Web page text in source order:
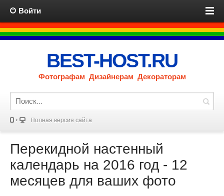
Войти
BEST-HOST.RU
Фотографам Дизайнерам Декораторам
Полная версия сайта
Перекидной настенный
календарь на 2016 год - 12
месяцев для ваших фото